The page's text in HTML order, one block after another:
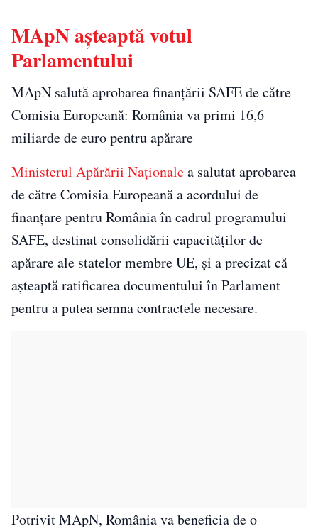
MApN așteaptă votul
Parlamentului
MApN salută aprobarea finanțării SAFE de către
Comisia Europeană: România va primi 16,6
miliarde de euro pentru apărare
Ministerul Apărării Naționalea salutat aprobarea
de către Comisia Europeană a acordului de
finanțare pentru România în cadrul programului
SAFE, destinat consolidării capacităților de
apărare ale statelor membre UE, și a precizat că
așteaptă ratificarea documentului în Parlament
pentru a putea semna contractele necesare.
Potrivit MApN, România va beneficia de o